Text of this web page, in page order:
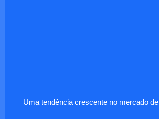
Uma tendência crescente no mercado de